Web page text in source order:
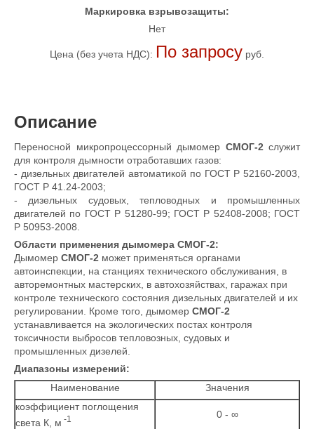
Маркировка взрывозащиты:
Нет
Цена (без учета НДС): По запросу руб.
Описание
Переносной микропроцессорный дымомер СМОГ-2 служит
для контроля дымности отработавших газов:
- дизельных двигателей автоматикой по ГОСТ Р 52160-2003,
ГОСТ Р 41.24-2003;
- дизельных судовых, тепловодных и промышленных
двигателей по ГОСТ Р 51280-99; ГОСТ Р 52408-2008; ГОСТ
Р 50953-2008.
Области применения дымомера СМОГ-2:
Дымомер СМОГ-2 может применяться органами
автоинспекции, на станциях технического обслуживания, в
авторемонтных мастерских, в автохозяйствах, гаражах при
контроле технического состояния дизельных двигателей и их
регулировании. Кроме того, дымомер СМОГ-2
устанавливается на экологических постах контроля
токсичности выбросов тепловозных, судовых и
промышленных дизелей.
Диапазоны измерений:
Наименование
Значения
коэффициент поглощения
света К, м -1 0 - ∞